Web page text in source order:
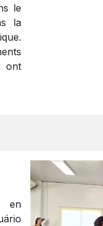
le
la
ont
en